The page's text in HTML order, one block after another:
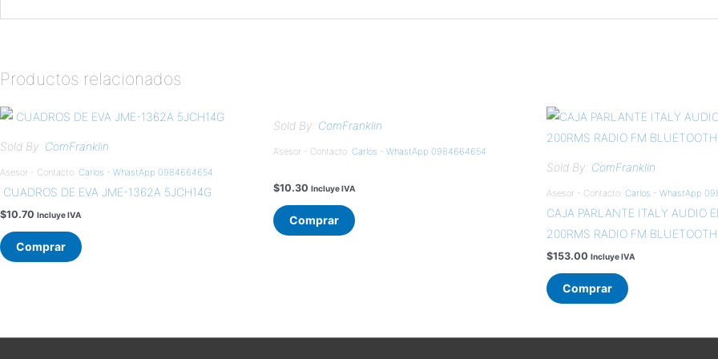
Productos relacionados
Sold By: ComFranklin
Asesor - Contacto: Carlos - WhastApp 0984664654
CUADROS DE EVA JME-1362A 5JCH14G
$10.70 Incluye IVA
Comprar
Sold By: ComFranklin
Asesor - Contacto: Carlos - WhastApp 0984664654
$10.30 Incluye IVA
Comprar
Sold By: ComFranklin
Asesor - Contacto: Carlos - WhastApp
CAJA PARLANTE ITALY AUDIO
200RMS RADIO FM
$153.00 Incluye IVA
Comprar